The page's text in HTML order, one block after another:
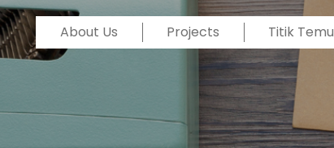
About Us Projects Titik Temu